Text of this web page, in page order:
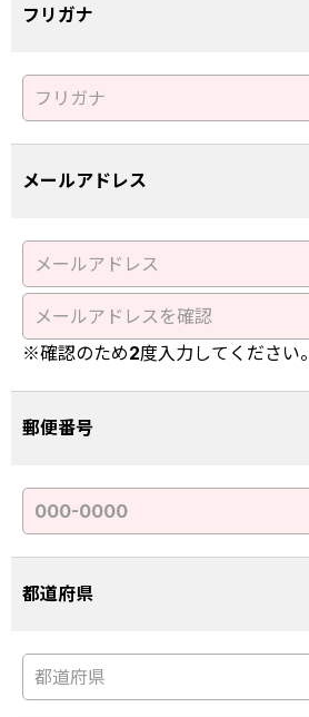
フリガナ
メールアドレス
※確認のため2度入力してください。
郵便番号
都道府県